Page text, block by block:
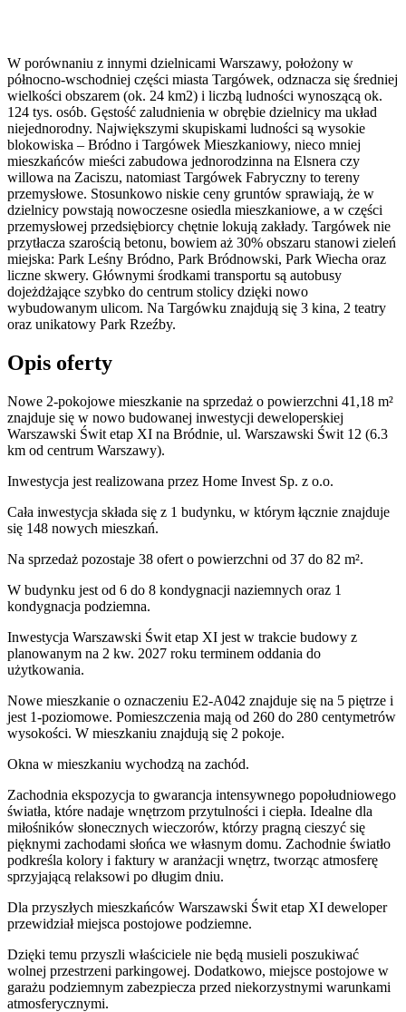
W porównaniu z innymi dzielnicami Warszawy, położony w
północno-wschodniej części miasta Targówek, odznacza się średniej
wielkości obszarem (ok. 24 km2) i liczbą ludności wynoszącą ok.
124 tys. osób. Gęstość zaludnienia w obrębie dzielnicy ma układ
niejednorodny. Największymi skupiskami ludności są wysokie
blokowiska – Bródno i Targówek Mieszkaniowy, nieco mniej
mieszkańców mieści zabudowa jednorodzinna na Elsnera czy
willowa na Zaciszu, natomiast Targówek Fabryczny to tereny
przemysłowe. Stosunkowo niskie ceny gruntów sprawiają, że w
dzielnicy powstają nowoczesne osiedla mieszkaniowe, a w części
przemysłowej przedsiębiorcy chętnie lokują zakłady. Targówek nie
przytłacza szarością betonu, bowiem aż 30% obszaru stanowi zieleń
miejska: Park Leśny Bródno, Park Bródnowski, Park Wiecha oraz
liczne skwery. Głównymi środkami transportu są autobusy
dojeżdżające szybko do centrum stolicy dzięki nowo
wybudowanym ulicom. Na Targówku znajdują się 3 kina, 2 teatry
oraz unikatowy Park Rzeźby.
Opis oferty
Nowe 2-pokojowe mieszkanie na sprzedaż o powierzchni 41,18 m²
znajduje się w nowo budowanej inwestycji deweloperskiej
Warszawski Świt etap XI na Bródnie, ul. Warszawski Świt 12 (6.3
km od centrum Warszawy).
Inwestycja jest realizowana przez Home Invest Sp. z o.o.
Cała inwestycja składa się z 1 budynku, w którym łącznie znajduje
się 148 nowych mieszkań.
Na sprzedaż pozostaje 38 ofert o powierzchni od 37 do 82 m².
W budynku jest od 6 do 8 kondygnacji naziemnych oraz 1
kondygnacja podziemna.
Inwestycja Warszawski Świt etap XI jest w trakcie budowy z
planowanym na 2 kw. 2027 roku terminem oddania do
użytkowania.
Nowe mieszkanie o oznaczeniu E2-A042 znajduje się na 5 piętrze i
jest 1-poziomowe. Pomieszczenia mają od 260 do 280 centymetrów
wysokości. W mieszkaniu znajdują się 2 pokoje.
Okna w mieszkaniu wychodzą na zachód.
Zachodnia ekspozycja to gwarancja intensywnego popołudniowego
światła, które nadaje wnętrzom przytulności i ciepła. Idealne dla
miłośników słonecznych wieczorów, którzy pragną cieszyć się
pięknymi zachodami słońca we własnym domu. Zachodnie światło
podkreśla kolory i faktury w aranżacji wnętrz, tworząc atmosferę
sprzyjającą relaksowi po długim dniu.
Dla przyszłych mieszkańców Warszawski Świt etap XI deweloper
przewidziałmiejsca postojowe podziemne.
Dzięki temu przyszli właściciele nie będą musieli poszukiwać
wolnej przestrzeni parkingowej. Dodatkowo, miejsce postojowe w
garażu podziemnym zabezpiecza przed niekorzystnymi warunkami
atmosferycznymi.